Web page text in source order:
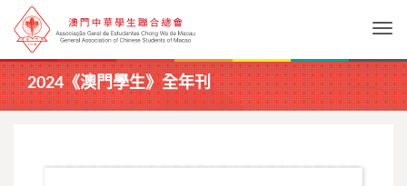
2024《澳門學生》全年刊